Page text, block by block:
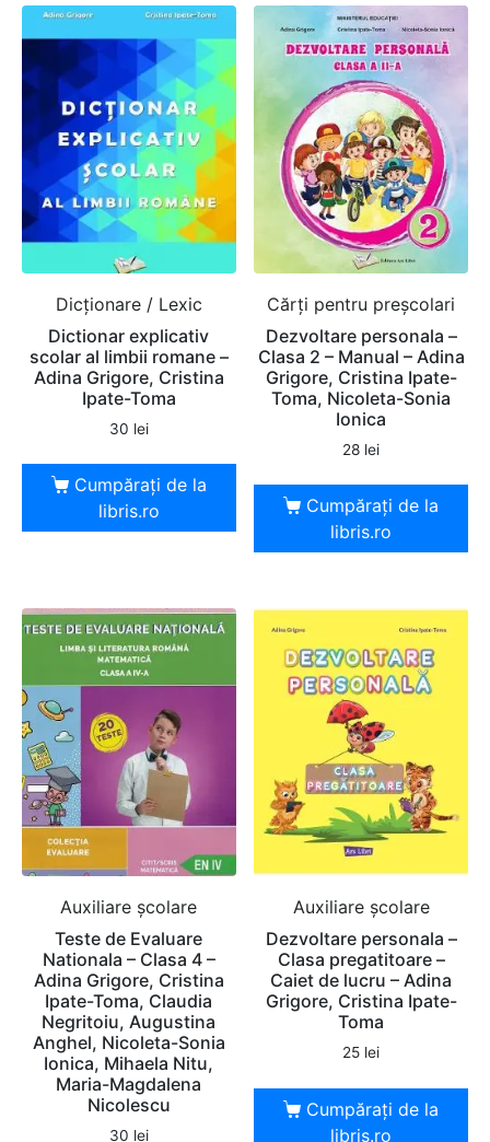
Dicţionare / Lexic
Dictionar explicativ
scolar al limbii romane –
Adina Grigore, Cristina
Ipate-Toma
30 lei
Cumpărați de la
libris.ro
Cărți pentru preșcolari
Dezvoltare personala –
Clasa 2 – Manual – Adina
Grigore, Cristina Ipate-
Toma, Nicoleta-Sonia
Ionica
28 lei
Cumpărați de la
libris.ro
Auxiliare şcolare
Teste de Evaluare
Nationala – Clasa 4 –
Adina Grigore, Cristina
Ipate-Toma, Claudia
Negritoiu, Augustina
Anghel, Nicoleta-Sonia
Ionica, Mihaela Nitu,
Maria-Magdalena
Nicolescu
30 lei
Auxiliare şcolare
Dezvoltare personala –
Clasa pregatitoare –
Caiet de lucru – Adina
Grigore, Cristina Ipate-
Toma
25 lei
Cumpărați de la
libris.ro